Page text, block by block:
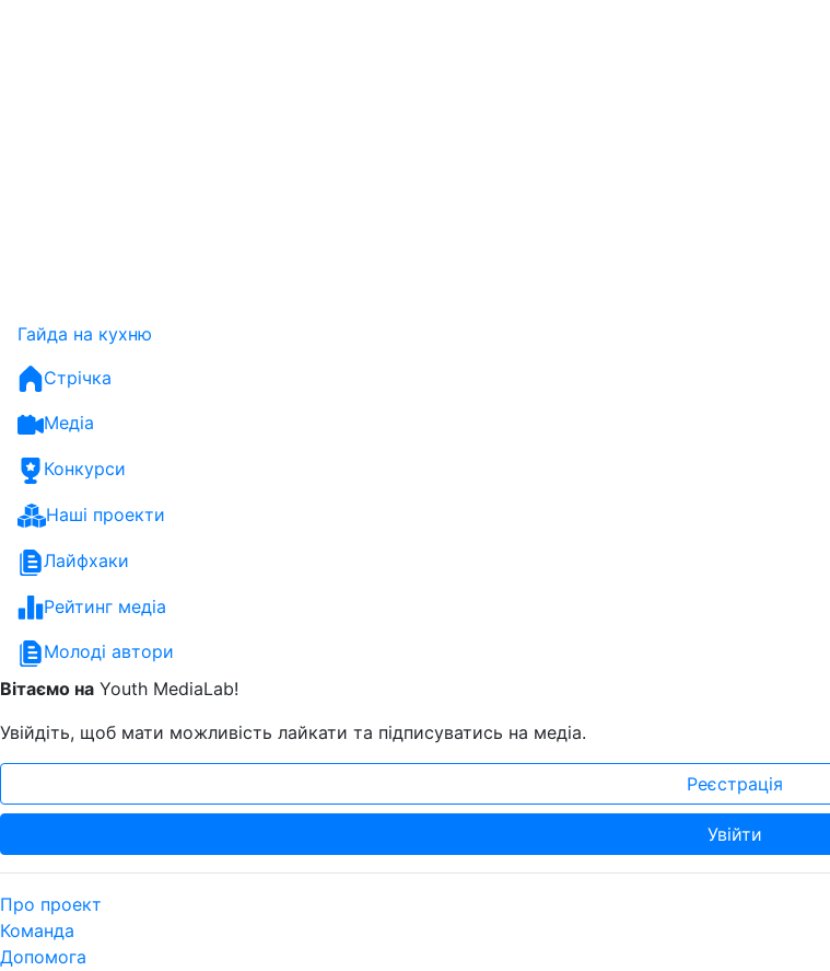
Гайда на кухню
Стрічка
Медіа
Конкурси
Наші проекти
Лайфхаки
Рейтинг медіа
Молоді автори
Вітаємо на Youth MediaLab!
Увійдіть, щоб мати можливість лайкати та підписуватись на медіа.
Реєстрація
Увійти
Про проект
Команда
Допомога